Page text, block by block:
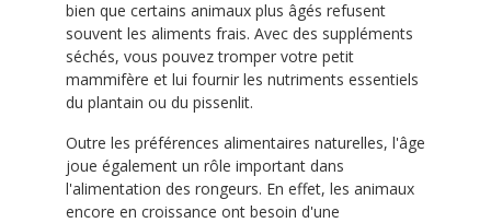
bien que certains animaux plus âgés refusent
souvent les aliments frais. Avec des suppléments
séchés, vous pouvez tromper votre petit
mammifère et lui fournir les nutriments essentiels
du plantain ou du pissenlit.
Outre les préférences alimentaires naturelles, l'âge
joue également un rôle important dans
l'alimentation des rongeurs. En effet, les animaux
encore en croissance ont besoin d'une